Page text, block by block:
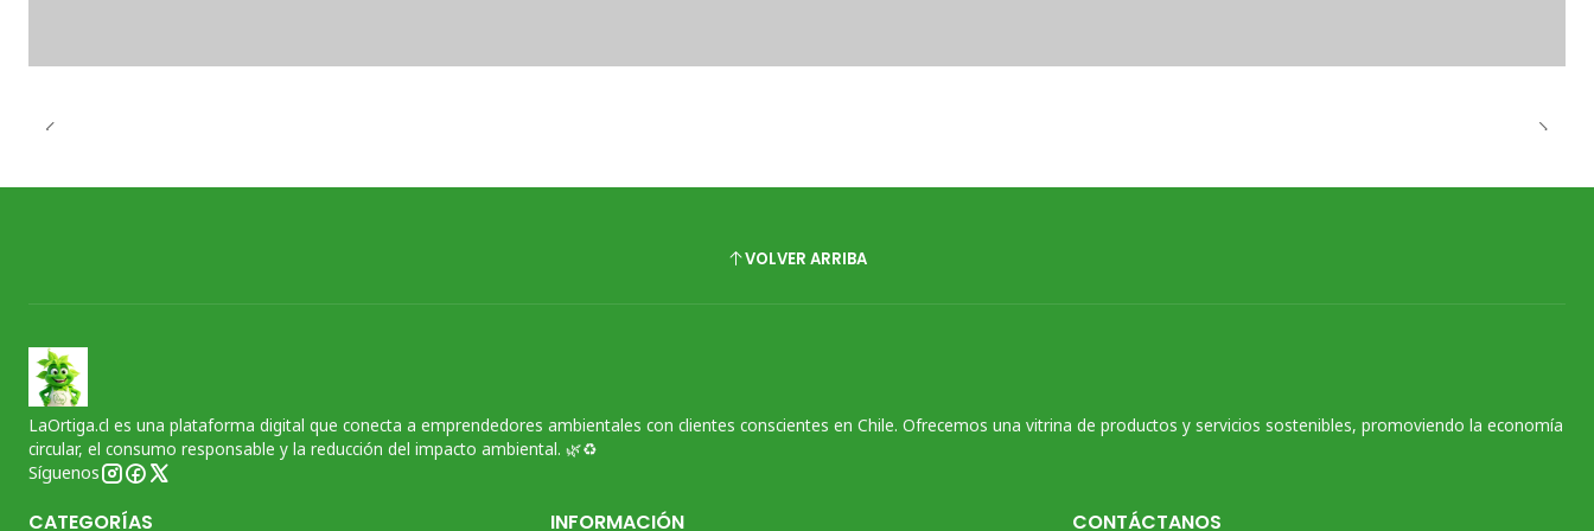
VOLVER ARRIBA
LaOrtiga.cl es una plataforma digital que conecta a emprendedores ambientales con clientes conscientes en Chile. Ofrecemos una vitrina de productos y servicios sostenibles, promoviendo la economía
circular, el consumo responsable y la reducción del impacto ambiental. 🌿♻️
Síguenos
CATEGORÍAS INFORMACIÓN CONTÁCTANOS